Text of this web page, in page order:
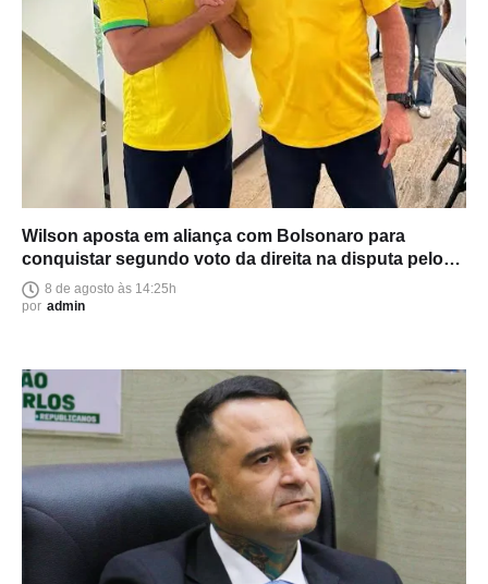
Wilson aposta em aliança com Bolsonaro para
conquistar segundo voto da direita na disputa pelo
Senado
8 de agosto às 14:25h
por admin